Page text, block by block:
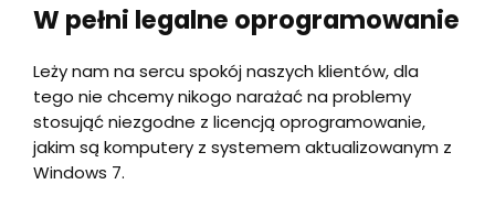
W pełni legalne oprogramowanie
Leży nam na sercu spokój naszych klientów, dla
tego nie chcemy nikogo narażać na problemy
stosująć niezgodne z licencją oprogramowanie,
jakim są komputery z systemem aktualizowanym z
Windows 7.